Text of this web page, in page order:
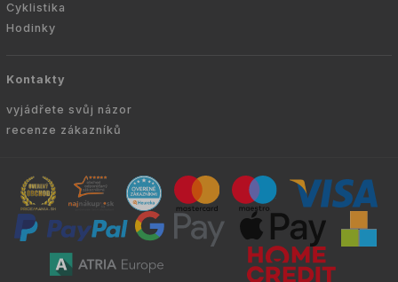
Cyklistika
Hodinky
Kontakty
vyjádřete svůj názor
recenze zákazníků